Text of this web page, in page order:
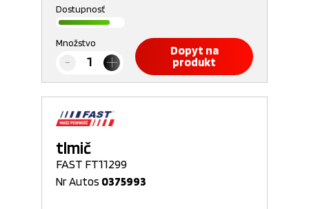
Dostupnosť
Množstvo
Dopyt na
produkt
tlmič
FAST FT11299
Nr Autos 0375993